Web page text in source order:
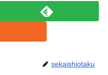
sekaishiotaku